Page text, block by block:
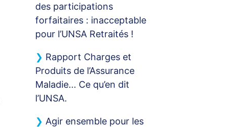
des participations
forfaitaires : inacceptable
pour l’UNSA Retraités !
Rapport Charges et
Produits de l’Assurance
Maladie... Ce qu’en dit
l’UNSA.
Agir ensemble pour les